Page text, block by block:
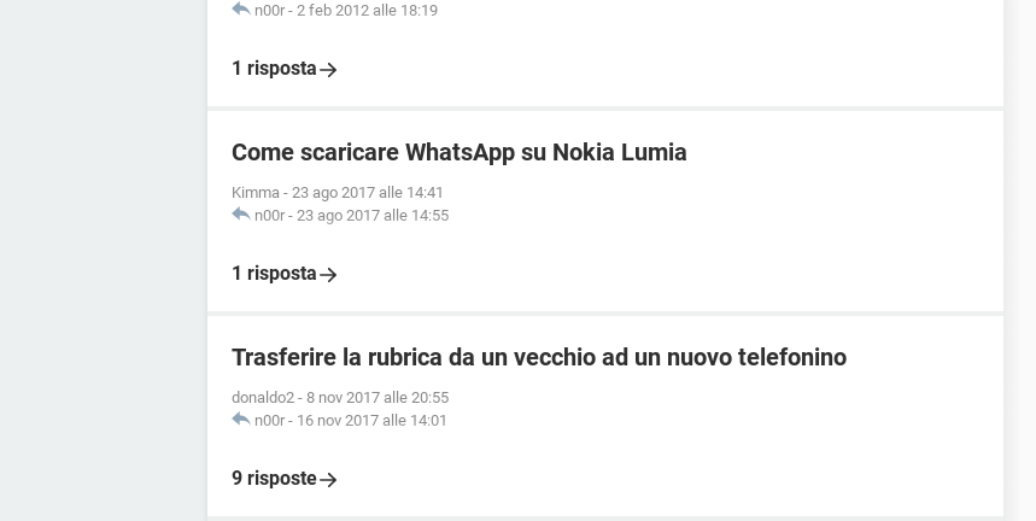
n00r - 2 feb 2012 alle 18:19
1 risposta
Come scaricare WhatsApp su Nokia Lumia
Kimma - 23 ago 2017 alle 14:41
n00r - 23 ago 2017 alle 14:55
1 risposta
Trasferire la rubrica da un vecchio ad un nuovo telefonino
donaldo2 - 8 nov 2017 alle 20:55
n00r - 16 nov 2017 alle 14:01
9 risposte